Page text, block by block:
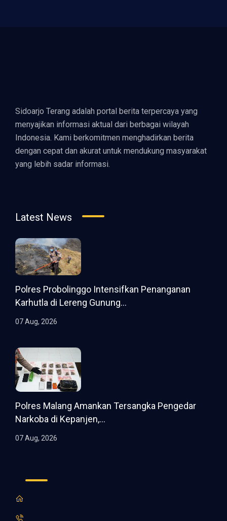
Sidoarjo Terang adalah portal berita terpercaya yang
menyajikan informasi aktual dari berbagai wilayah
Indonesia. Kami berkomitmen menghadirkan berita
dengan cepat dan akurat untuk mendukung masyarakat
yang lebih sadar informasi.
Latest News
Polres Probolinggo Intensifkan Penanganan
Karhutla di Lereng Gunung...
07 Aug, 2026
Polres Malang Amankan Tersangka Pengedar
Narkoba di Kepanjen,...
07 Aug, 2026